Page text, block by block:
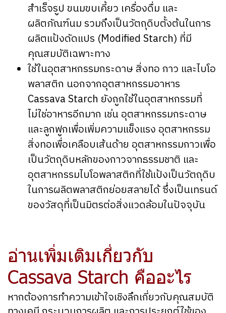
สำเร็จรูป ขนมขบเคี้ยว เครื่องดื่ม และ
ผลิตภัณฑ์นม รวมถึงเป็นวัตถุดิบตั้งต้นในการ
ผลิตแป้งดัดแปร (Modified Starch) ที่มี
คุณสมบัติเฉพาะทาง
ใช้ในอุตสาหกรรมกระดาษ สิ่งทอ กาว และไบโอ
พลาสติก นอกจากอุตสาหกรรมอาหาร
Cassava Starch ยังถูกใช้ในอุตสาหกรรมที่
ไม่ใช่อาหารอีกมาก เช่น อุตสาหกรรมกระดาษ
และลูกฟูกเพื่อเพิ่มความแข็งแรง อุตสาหกรรม
สิ่งทอเพื่อเคลือบเส้นด้าย อุตสาหกรรมกาวเพื่อ
เป็นวัตถุดิบหลักของกาวจากธรรมชาติ และ
อุตสาหกรรมไบโอพลาสติกที่ใช้แป้งเป็นวัตถุดิบ
ในการผลิตพลาสติกย่อยสลายได้ ซึ่งเป็นเทรนด์
ของวัสดุที่เป็นมิตรต่อสิ่งแวดล้อมในปัจจุบัน
อ่านเพิ่มเติมเกี่ยวกับ
Cassava Starch คืออะไร
หากต้องการทำความเข้าใจเชิงลึกเกี่ยวกับคุณสมบัติ